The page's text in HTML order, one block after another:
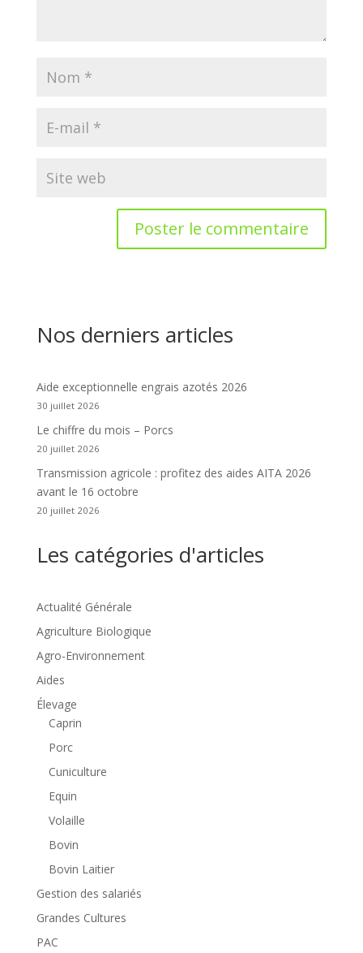
Nos derniers articles
Aide exceptionnelle engrais azotés 2026
30 juillet 2026
Le chiffre du mois – Porcs
20 juillet 2026
Transmission agricole : profitez des aides AITA 2026
avant le 16 octobre
20 juillet 2026
Les catégories d'articles
Actualité Générale
Agriculture Biologique
Agro-Environnement
Aides
Élevage
Caprin
Porc
Cuniculture
Equin
Volaille
Bovin
Bovin Laitier
Gestion des salariés
Grandes Cultures
PAC